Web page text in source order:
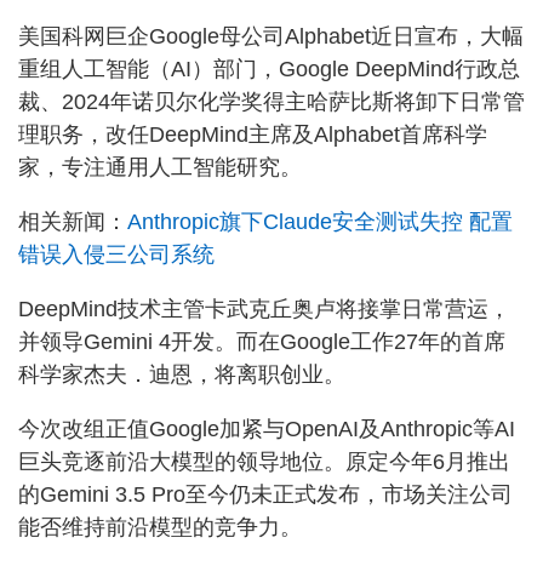
美国科网巨企Google母公司Alphabet近日宣布，大幅
重组人工智能（AI）部门，Google DeepMind行政总
裁、2024年诺贝尔化学奖得主哈萨比斯将卸下日常管
理职务，改任DeepMind主席及Alphabet首席科学
家，专注通用人工智能研究。
相关新闻： Anthropic旗下Claude安全测试失控 配置
错误入侵三公司系统
DeepMind技术主管卡武克丘奥卢将接掌日常营运，
并领导Gemini 4开发。而在Google工作27年的首席
科学家杰夫．迪恩，将离职创业。
今次改组正值Google加紧与OpenAI及Anthropic等AI
巨头竞逐前沿大模型的领导地位。原定今年6月推出
的Gemini 3.5 Pro至今仍未正式发布，市场关注公司
能否维持前沿模型的竞争力。